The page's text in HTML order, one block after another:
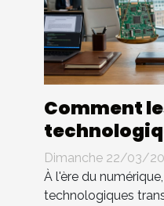
Comment
impactent-
des
Dimanche 22/03/
À l'ère du
technologiques